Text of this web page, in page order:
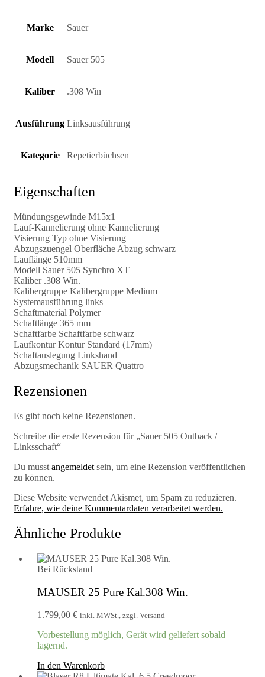
Marke Sauer
Modell Sauer 505
Kaliber .308 Win
Ausführung Linksausführung
Kategorie Repetierbüchsen
Eigenschaften
Mündungsgewinde M15x1
Lauf-Kannelierung ohne Kannelierung
Visierung Typ ohne Visierung
Abzugszuengel Oberfläche Abzug schwarz
Lauflänge 510mm
Modell Sauer 505 Synchro XT
Kaliber .308 Win.
Kalibergruppe Kalibergruppe Medium
Systemausführung links
Schaftmaterial Polymer
Schaftlänge 365 mm
Schaftfarbe Schaftfarbe schwarz
Laufkontur Kontur Standard (17mm)
Schaftauslegung Linkshand
Abzugsmechanik SAUER Quattro
Rezensionen
Es gibt noch keine Rezensionen.
Schreibe die erste Rezension für „Sauer 505 Outback /
Linksschaft“
Du musst angemeldet sein, um eine Rezension veröffentlichen
zu können.
Diese Website verwendet Akismet, um Spam zu reduzieren.
Erfahre, wie deine Kommentardaten verarbeitet werden.
Ähnliche Produkte
Bei Rückstand
MAUSER 25 Pure Kal.308 Win.
1.799,00 € inkl. MWSt., zzgl. Versand
Vorbestellung möglich, Gerät wird geliefert sobald
lagernd.
In den Warenkorb